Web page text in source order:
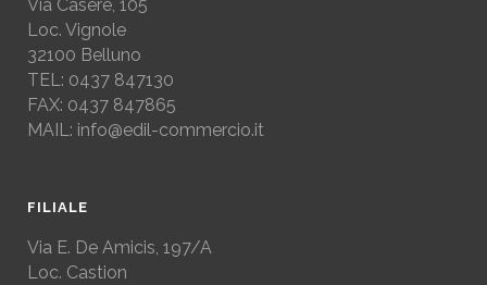
Via Casere, 105
Loc. Vignole
32100 Belluno
TEL: 0437 847130
FAX: 0437 847865
MAIL: info@edil-commercio.it
FILIALE
Via E. De Amicis, 197/A
Loc. Castion